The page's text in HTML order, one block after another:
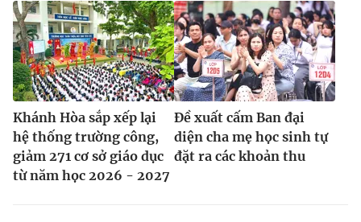
Khánh Hòa sắp xếp lại
hệ thống trường công,
giảm 271 cơ sở giáo dục
từ năm học 2026 - 2027
Đề xuất cấm Ban đại
diện cha mẹ học sinh tự
đặt ra các khoản thu